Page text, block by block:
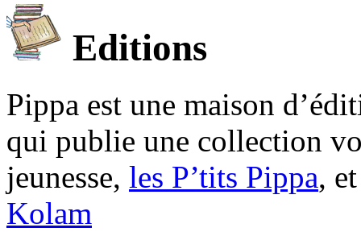
Editions
Pippa est une maison
qui publie une collection
jeunesse, les P’tits Pippa,
Kolam